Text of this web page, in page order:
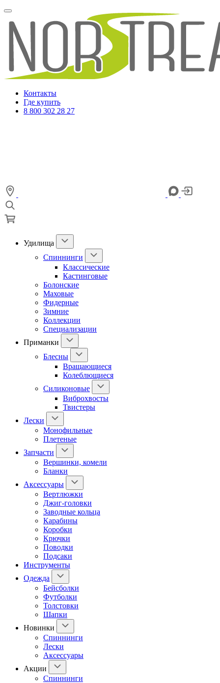
Контакты
Где купить
8 800 302 28 27
Удилища
Спиннинги
Классические
Кастинговые
Болонские
Маховые
Фидерные
Зимние
Коллекции
Специализации
Приманки
Блесны
Вращающиеся
Колеблющиеся
Силиконовые
Виброхвосты
Твистеры
Лески
Монофильные
Плетеные
Запчасти
Вершинки, комели
Бланки
Аксессуары
Вертлюжки
Джиг-головки
Заводные кольца
Карабины
Коробки
Крючки
Поводки
Подсаки
Инструменты
Одежда
Бейсболки
Футболки
Толстовки
Шапки
Новинки
Спиннинги
Лески
Аксессуары
Акции
Спиннинги